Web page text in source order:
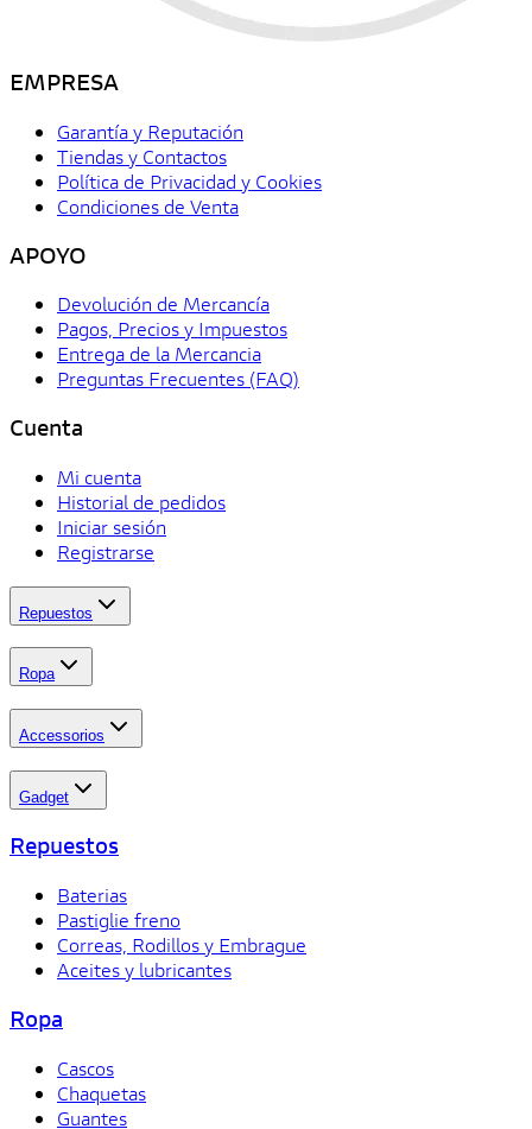
EMPRESA
Garantía y Reputación
Tiendas y Contactos
Política de Privacidad y Cookies
Condiciones de Venta
APOYO
Devolución de Mercancía
Pagos, Precios y Impuestos
Entrega de la Mercancia
Preguntas Frecuentes (FAQ)
Cuenta
Mi cuenta
Historial de pedidos
Iniciar sesión
Registrarse
Repuestos
Ropa
Accessorios
Gadget
Repuestos
Baterias
Pastiglie freno
Correas, Rodillos y Embrague
Aceites y lubricantes
Ropa
Cascos
Chaquetas
Guantes